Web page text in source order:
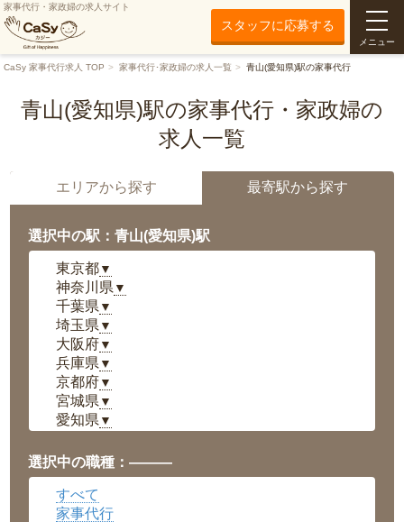
家事代行・家政婦の求人サイト
スタッフに応募する
メニュー
CaSy 家事代行求人 TOP 家事代行･家政婦の求人一覧 青山(愛知県)駅の家事代行
青山(愛知県)駅の家事代行・家政婦の
求人一覧
エリアから探す 最寄駅から探す
選択中の駅：青山(愛知県)駅
東京都▼
神奈川県 ▼
千葉県 ▼
埼玉県 ▼
大阪府▼
兵庫県 ▼
京都府▼
宮城県 ▼
愛知県 ▼
岡山県▼
広島県▼
沖縄県
選択中の職種：———
すべて
家事代行